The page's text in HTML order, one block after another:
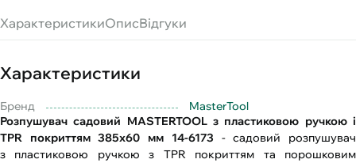
ХарактеристикиОписВідгуки
Характеристики
Бренд
MasterTool
Розпушувач садовий MASTERTOOL з пластиковою ручкою і
TPR покриттям 385х60 мм 14-6173 - садовий розпушувач
з пластиковою ручкою з TPR покриттям та порошковим